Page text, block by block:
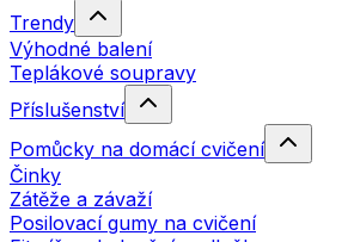
Trendy
Výhodné balení
Teplákové soupravy
Příslušenství
Pomůcky na domácí cvičení
Činky
Zátěže a závaží
Posilovací gumy na cvičení